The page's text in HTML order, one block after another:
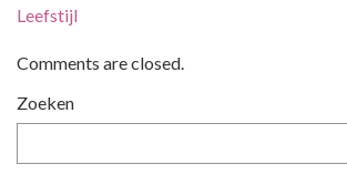
Leefstijl
Comments are closed.
Zoeken